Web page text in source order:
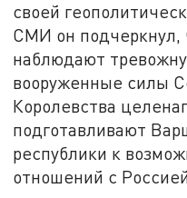
своей
СМИ он подчеркнул,
наблюдают
вооруженные силы
Королевства
подготавливают
республики к
отношений с